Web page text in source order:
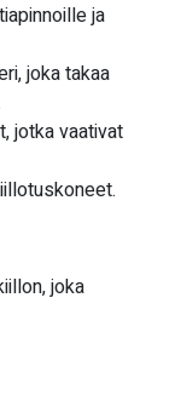
ja
joka takaa
jotka vaativat
joka